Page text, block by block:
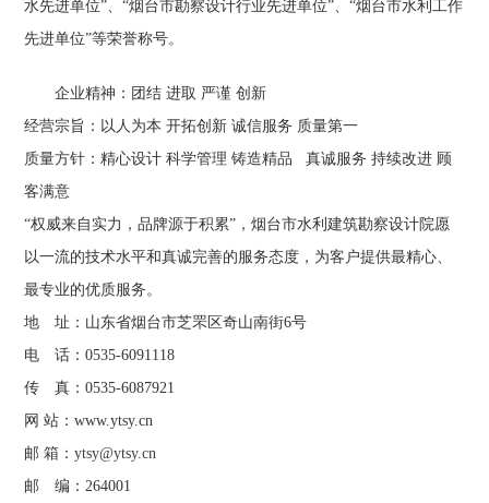
水先进单位”、“烟台市勘察设计行业先进单位”、“烟台市水利工作
先进单位”等荣誉称号。
企业精神：团结 进取 严谨 创新
经营宗旨：以人为本 开拓创新 诚信服务 质量第一
质量方针：精心设计 科学管理 铸造精品 真诚服务 持续改进 顾
客满意
“权威来自实力，品牌源于积累”，烟台市水利建筑勘察设计院愿
以一流的技术水平和真诚完善的服务态度，为客户提供最精心、
最专业的优质服务。
地 址：山东省烟台市芝罘区奇山南街6号
电 话：0535-6091118
传 真：0535-6087921
网 站：www.ytsy.cn
邮 箱：ytsy@ytsy.cn
邮 编：264001